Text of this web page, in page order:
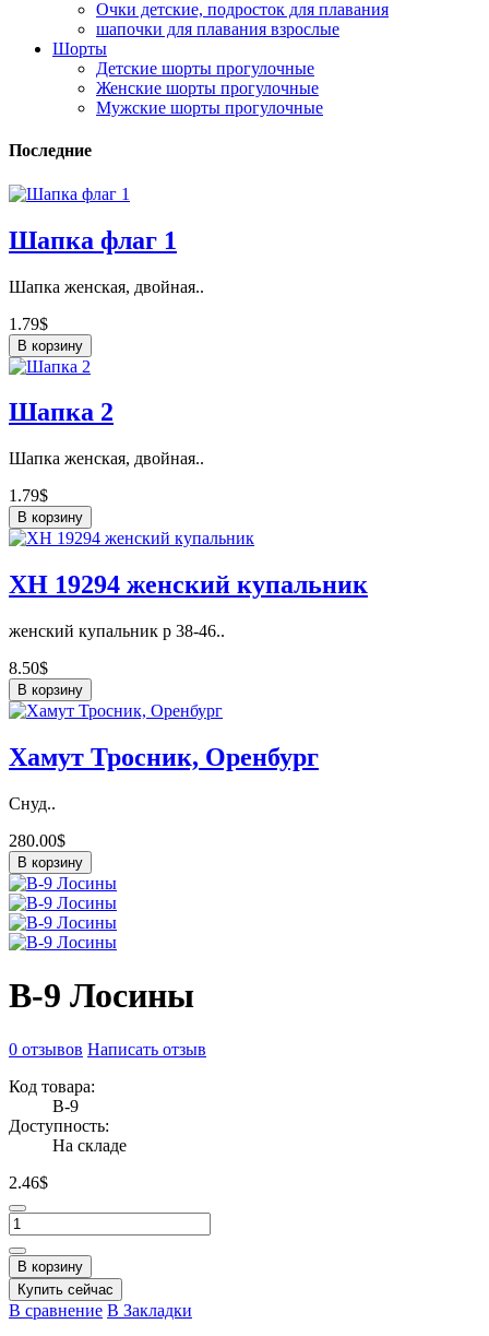
Очки детские, подросток для плавания
шапочки для плавания взрослые
Шорты
Детские шорты прогулочные
Женские шорты прогулочные
Мужские шорты прогулочные
Последние
Шапка флаг 1
Шапка женская, двойная..
1.79$
В корзину
Шапка 2
Шапка женская, двойная..
1.79$
В корзину
ХН 19294 женский купальник
женский купальник р 38-46..
8.50$
В корзину
Хамут Тросник, Оренбург
Снуд..
280.00$
В корзину
B-9 Лосины
0 отзывов Написать отзыв
Код товара:
B-9
Доступность:
На складе
2.46$
В корзину
Купить сейчас
В сравнение В Закладки